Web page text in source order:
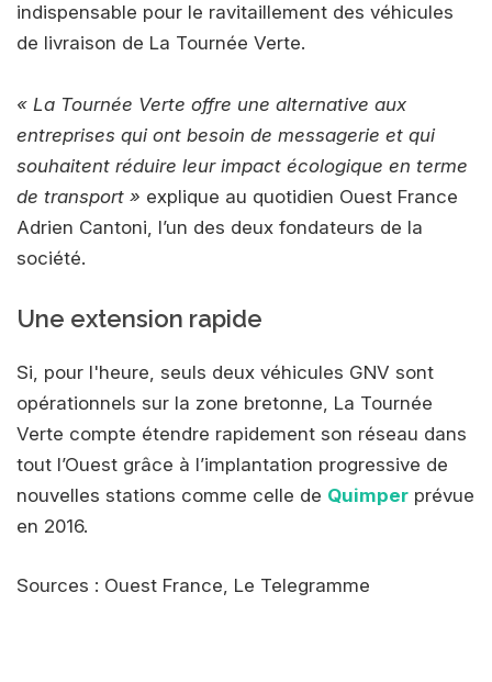
indispensable pour le ravitaillement des véhicules
de livraison de La Tournée Verte.
« La Tournée Verte offre une alternative aux
entreprises qui ont besoin de messagerie et qui
souhaitent réduire leur impact écologique en terme
de transport » explique au quotidien Ouest France
Adrien Cantoni, l’un des deux fondateurs de la
société.
Une extension rapide
Si, pour l'heure, seuls deux véhicules GNV sont
opérationnels sur la zone bretonne, La Tournée
Verte compte étendre rapidement son réseau dans
tout l’Ouest grâce à l’implantation progressive de
nouvelles stations comme celle de Quimper prévue
en 2016.
Sources : Ouest France, Le Telegramme